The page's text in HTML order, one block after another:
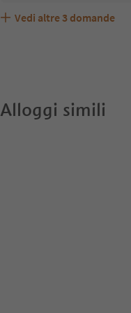
Maso Pifrail accetta
Quali servizi/attività
Gli ospiti di Maso Pifrail
Vedi altre 3 domande
Alloggi simili